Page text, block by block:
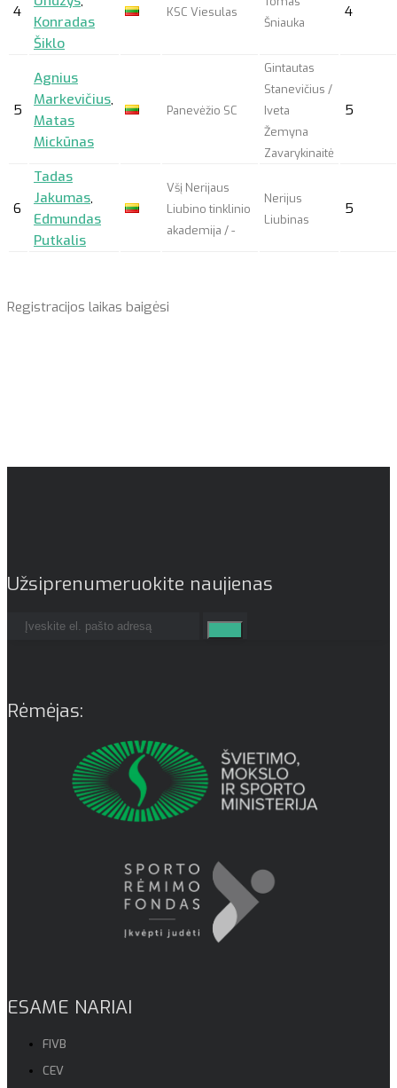
4
Konradas
Šiklo
KSC Viesulas
Šniauka
4
5
Agnius
Markevičius,
Matas
Mickūnas
Panevėžio SC
Gintautas
Stanevičius /
Iveta
Žemyna
Zavarykinaitė
5
6
Tadas
Jakumas,
Edmundas
Putkalis
Všį Nerijaus
Liubino tinklinio
akademija / -
Nerijus
Liubinas
5
Registracijos laikas baigėsi
Užsiprenumeruokite naujienas
Rėmėjas:
ESAME NARIAI
FIVB
CEV